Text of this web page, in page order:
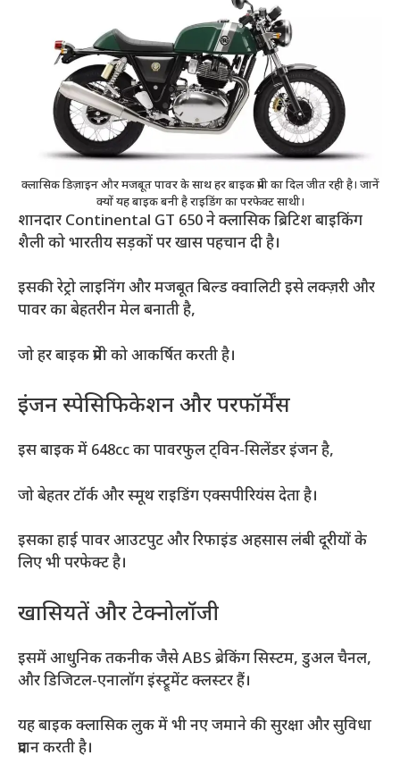
क्लासिक डिज़ाइन और मजबूत पावर के साथ हर बाइक प्रेमी का दिल जीत रही है। जानें
क्यों यह बाइक बनी है राइडिंग का परफेक्ट साथी।
शानदार Continental GT 650 ने क्लासिक ब्रिटिश बाइकिंग
शैली को भारतीय सड़कों पर खास पहचान दी है।
इसकी रेट्रो लाइनिंग और मजबूत बिल्ड क्वालिटी इसे लक्ज़री और
पावर का बेहतरीन मेल बनाती है,
जो हर बाइक प्रेमी को आकर्षित करती है।
इंजन स्पेसिफिकेशन और परफॉर्मेंस
इस बाइक में 648cc का पावरफुल ट्विन-सिलेंडर इंजन है,
जो बेहतर टॉर्क और स्मूथ राइडिंग एक्सपीरियंस देता है।
इसका हाई पावर आउटपुट और रिफाइंड अहसास लंबी दूरीयों के
लिए भी परफेक्ट है।
खासियतें और टेक्नोलॉजी
इसमें आधुनिक तकनीक जैसे ABS ब्रेकिंग सिस्टम, डुअल चैनल,
और डिजिटल-एनालॉग इंस्ट्रूमेंट क्लस्टर हैं।
यह बाइक क्लासिक लुक में भी नए जमाने की सुरक्षा और सुविधा
प्रदान करती है।